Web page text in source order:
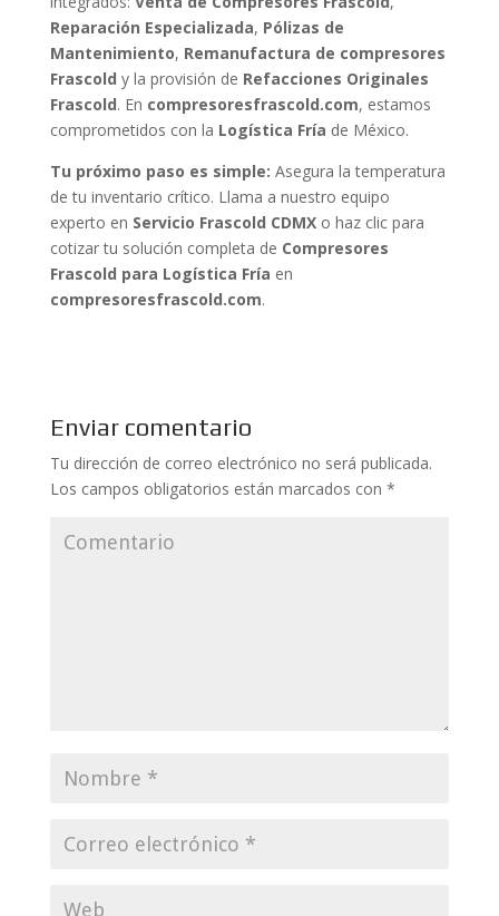
Reparación Especializada, Pólizas de
Mantenimiento, Remanufactura de compresores
Frascold y la provisión de Refacciones Originales
Frascold. En compresoresfrascold.com, estamos
comprometidos con la Logística Fría de México.
Tu próximo paso es simple: Asegura la temperatura
de tu inventario crítico. Llama a nuestro equipo
experto en Servicio Frascold CDMXo haz clic para
cotizar tu solución completa de Compresores
Frascold para Logística Fría en
compresoresfrascold.com.
Enviar comentario
Tu dirección de correo electrónico no será publicada.
Los campos obligatorios están marcados con *